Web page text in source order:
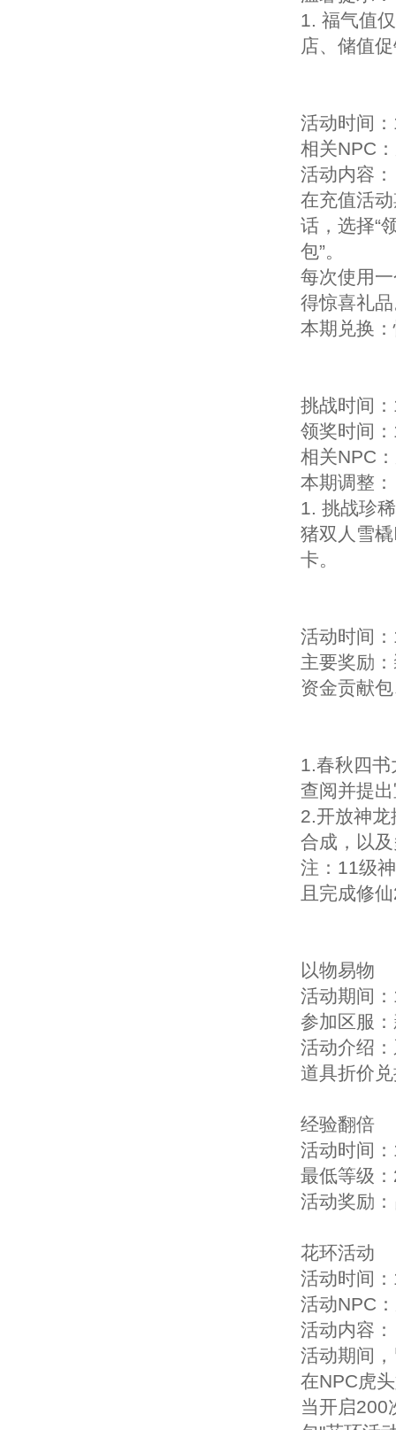
1. 福气值
店、储值
活动时间
相关NPC
活动内容：
在充值活
话，选择“
包”。
每次使用一
得惊喜礼
本期兑换
挑战时间
领奖时间
相关NPC
本期调整：
1. 挑战珍
猪双人雪
卡。
活动时间
主要奖励
资金贡献
1.春秋四
查阅并提
2.开放神
合成，以
注：11级
且完成修
以物易物
活动期间
参加区服
活动介绍
道具折价
经验翻倍
活动时间
最低等级
活动奖励
花环活动
活动时间
活动NPC
活动内容：
活动期间
在NPC虎
当开启200